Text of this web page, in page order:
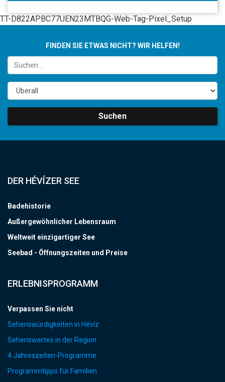
TT-D822APBC77UEN23MTBQG-Web-Tag-Pixel_Setup
FINDEN SIE ETWAS NICHT? WIR HELFEN!
Suchen
DER HÉVÍZER SEE
Badehistorie
Außergewöhnlicher Lebensraum
Weltweit einzigartiger See
Seebad - Öffnungszeiten und Preise
ERLEBNISPROGRAMM
Verpassen Sie nicht
Sehenswürdigkeiten in Hévíz
Sehenswertes in der Region
4 Jahreszeiten-Programme
Programmtipps für Familien